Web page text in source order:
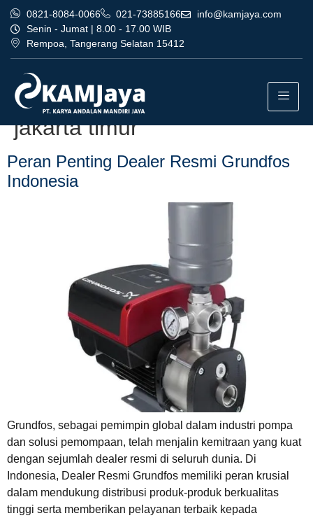
0821-8084-0066 021-73885166
info@kamjaya.com
Senin - Jumat | 8.00 - 17.00 WIB
Rempoa, Tangerang Selatan 15412
Tag:
indonesia profesional
jakarta timur
Peran Penting Dealer Resmi Grundfos
Indonesia
Grundfos, sebagai pemimpin global dalam industri pompa
dan solusi pemompaan, telah menjalin kemitraan yang kuat
dengan sejumlah dealer resmi di seluruh dunia. Di
Indonesia, Dealer Resmi Grundfos memiliki peran krusial
dalam mendukung distribusi produk-produk berkualitas
tinggi serta memberikan pelayanan terbaik kepada